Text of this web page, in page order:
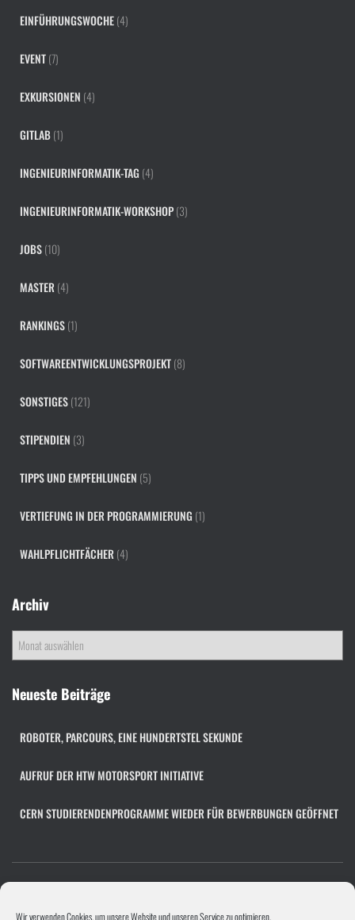
Wir verwenden Cookies, um unsere Website und unseren Service zu optimieren.
EINFÜHRUNGSWOCHE(4)
EVENT(7)
EXKURSIONEN (4)
GITLAB(1)
INGENIEURINFORMATIK-TAG (4)
INGENIEURINFORMATIK-WORKSHOP(3)
JOBS(10)
MASTER (4)
RANKINGS(1)
SOFTWAREENTWICKLUNGSPROJEKT(8)
SONSTIGES(121)
STIPENDIEN (3)
TIPPS UND EMPFEHLUNGEN (5)
VERTIEFUNG IN DER PROGRAMMIERUNG (1)
WAHLPFLICHTFÄCHER (4)
Archiv
h
Neueste Beiträge
ROBOTER, PARCOURS, EINE HUNDERTSTEL SEKUNDE
AUFRUF DER HTW MOTORSPORT INITIATIVE
CERN STUDIERENDENPROGRAMME WIEDER FÜR BEWERBUNGEN GEÖFFNET